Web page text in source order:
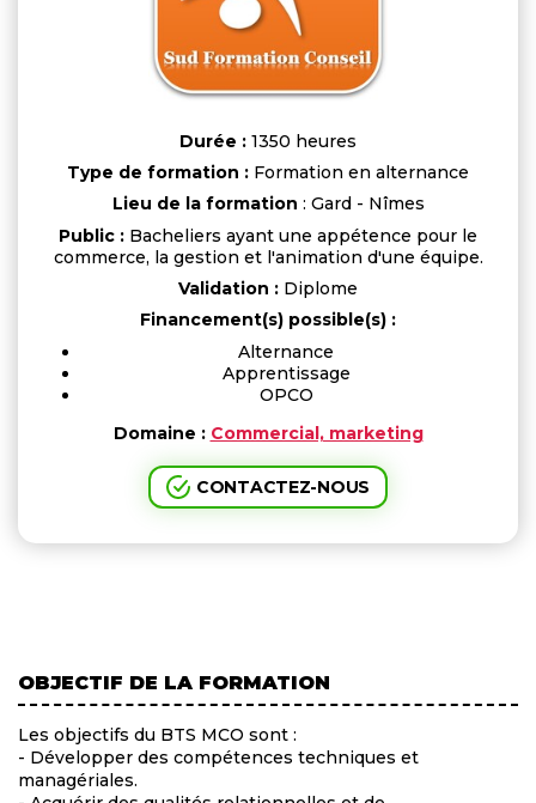
Durée : 1350 heures
Type de formation : Formation en alternance
Lieu de la formation : Gard - Nîmes
Public : Bacheliers ayant une appétence pour le
commerce, la gestion et l'animation d'une équipe.
Validation : Diplome
Financement(s) possible(s) :
Alternance
Apprentissage
OPCO
Domaine : Commercial, marketing
CONTACTEZ-NOUS
OBJECTIF DE LA FORMATION
Les objectifs du BTS MCO sont :
- Développer des compétences techniques et
managériales.